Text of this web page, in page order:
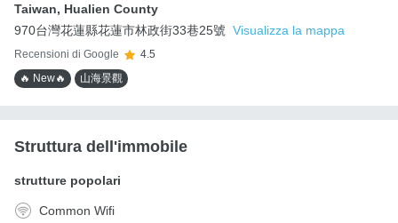
Taiwan, Hualien County
970台灣花蓮縣花蓮市林政街33巷25號 Visualizza la mappa
Recensioni di Google
4.5
🔥 New🔥
山海景觀
Struttura dell'immobile
strutture popolari
Common Wifi